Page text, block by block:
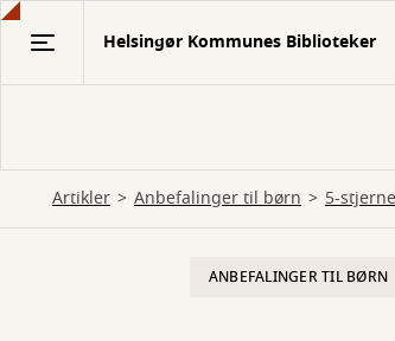
Gå
Helsingør Kommunes Biblioteker
Artikler Anbefalinger til børn 5-
ANBEFALINGER TIL BØRN